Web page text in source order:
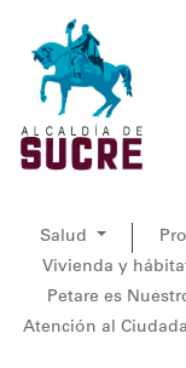
Salud
Vivienda y
Petare es
Atención al